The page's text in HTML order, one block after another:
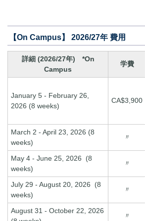
【On Campus】 2026/27年 費用
詳細 (2026/27年) *On
Campus
学費
January 5 - February 26,
2026 (8 weeks)
CA$3,900
March 2 - April 23, 2026 (8
weeks)
〃
May 4 - June 25, 2026 (8
weeks)
〃
July 29 - August 20, 2026 (8
weeks)
〃
August 31 - October 22, 2026
〃